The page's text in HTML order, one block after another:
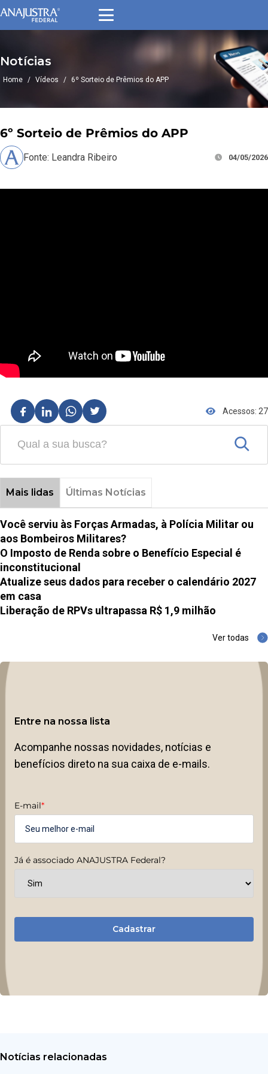
Notícias
Home / Vídeos / 6º Sorteio de Prêmios do APP
6º Sorteio de Prêmios do APP
Fonte: Leandra Ribeiro 04/05/2026
Acessos: 27
Mais lidas Últimas Notícias
Você serviu às Forças Armadas, à Polícia Militar ou
aos Bombeiros Militares?
O Imposto de Renda sobre o Benefício Especial é
inconstitucional
Atualize seus dados para receber o calendário 2027
em casa
Liberação de RPVs ultrapassa R$ 1,9 milhão
Ver todas
Entre na nossa lista
Acompanhe nossas novidades, notícias e
benefícios direto na sua caixa de e-mails.
E-mail*
Já é associado ANAJUSTRA Federal?
Cadastrar
Notícias relacionadas